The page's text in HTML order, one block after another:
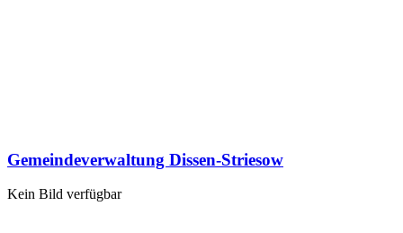
Gemeindeverwaltung Dissen-Striesow
Kein Bild verfügbar